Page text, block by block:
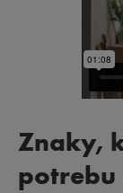
Znaky,
potrebu